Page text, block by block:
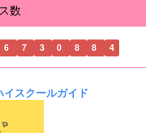
数
6 7 3 0 8 8 4
イスクールガイド